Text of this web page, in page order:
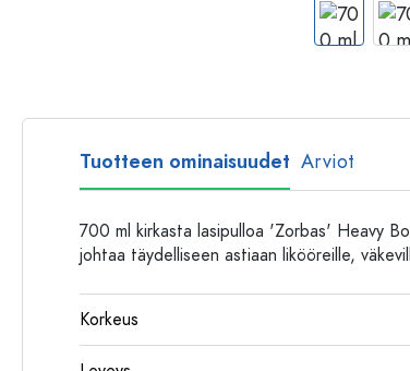
Muovipullot
Tuotteen ominaisuudet Arviot
700 ml kirkasta lasipulloa 'Zorbas' Heavy
johtaa täydelliseen astiaan likööreille,
Korkeus